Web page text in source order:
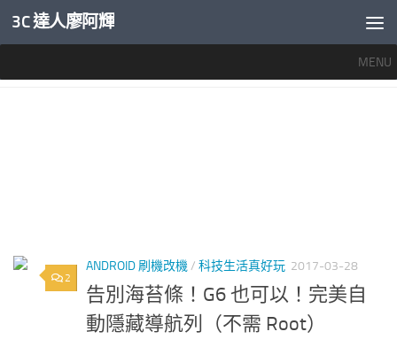
內文下方
3C 達人廖阿輝
MENU
2
ANDROID 刷機改機/ 科技生活真好玩 2017-03-28
告別海苔條！G6 也可以！完美自
動隱藏導航列（不需 Root）